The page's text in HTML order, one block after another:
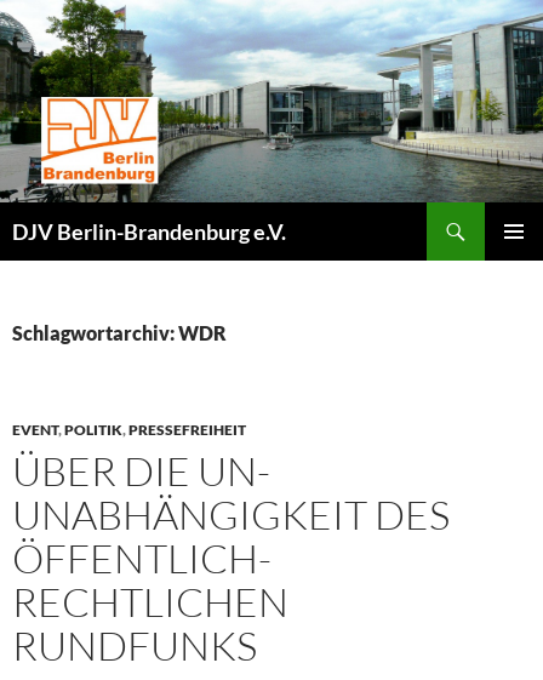
Zum
Inhalt
springen
DJV Berlin-Brandenburg e.V.
Schlagwortarchiv: WDR
EVENT,POLITIK,PRESSEFREIHEIT
ÜBER DIE UN-
UNABHÄNGIGKEIT DES
ÖFFENTLICH-
RECHTLICHEN
RUNDFUNKS